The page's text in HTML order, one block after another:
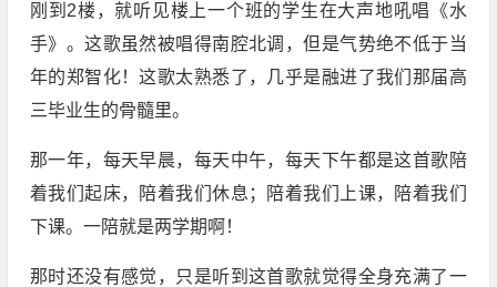
刚到2楼，就听见楼上一个班的学生在大声地吼唱《水
手》。这歌虽然被唱得南腔北调，但是气势绝不低于当
年的郑智化！这歌太熟悉了，几乎是融进了我们那届高
三毕业生的骨髓里。
那一年，每天早晨，每天中午，每天下午都是这首歌陪
着我们起床，陪着我们休息；陪着我们上课，陪着我们
下课。一陪就是两学期啊！
那时还没有感觉，只是听到这首歌就觉得全身充满了一